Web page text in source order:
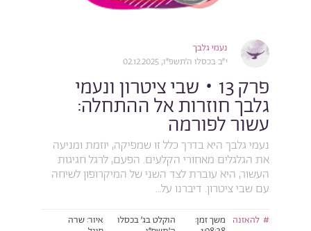
נעמי גלבך
י״ב בכסלו ה׳תשפ״ו, 02.12.2025
פרק 13 • שבי ציטרון ונעמי
גלבך חוזרות אל ההתחלה:
עשור לפורמה
נעמי גלבך היא בדרך כלל זו שמפיקה, יוזמת ומניעה
את הגלגלים מאחורי הקלעים. הפעם, לרגל חגיגות
העשור, היא עוברת לצד השני של המיקרופון לשיחה
עם שבי ציטרון. דיברנו על...
להאזנה משך זמן:
הוקלט בג׳ בכסלו
איור: שרה